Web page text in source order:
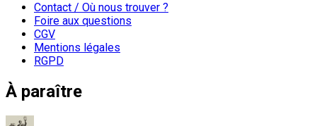
Contact / Où nous trouver ?
Foire aux questions
CGV
Mentions légales
RGPD
À paraître